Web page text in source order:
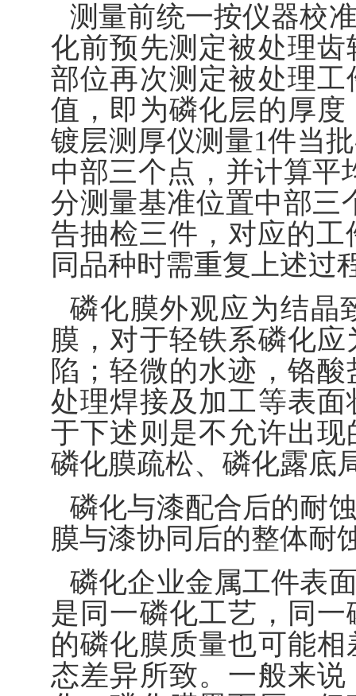
测量前统一按仪器校
化前预先测定被处理
部位再次测定被处理
值，即为磷化层的厚
镀层测厚仪测量1件当
中部三个点，并计算平
分测量基准位置中部三
告抽检三件，对应的
同品种时需重复上述过
磷化膜外观应为结晶
膜，对于轻铁系磷化
陷；轻微的水迹，铬
处理焊接及加工等表
于下述则是不允许出
磷化膜疏松、磷化露底
磷化与漆配合后的耐
膜与漆协同后的整体耐
磷化企业金属工件表
是同一磷化工艺，同
的磷化膜质量也可能
态差异所致。一般来